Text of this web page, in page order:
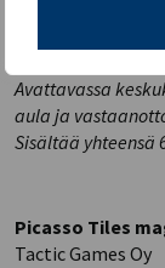
Rakenna
Avattavassa
aula ja
Sisältää yhteensä
Picasso Tiles
Tactic Games Oy